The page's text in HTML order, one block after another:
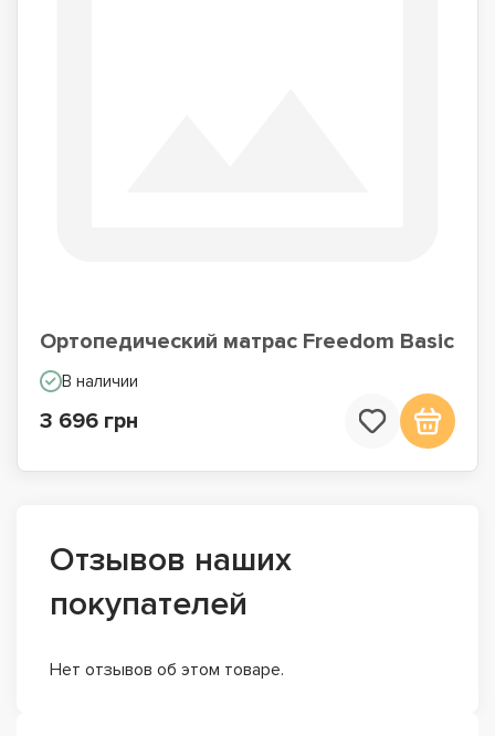
Ортопедический матрас Freedom Basic
В наличии
3 696 грн
Отзывов наших
покупателей
Нет отзывов об этом товаре.